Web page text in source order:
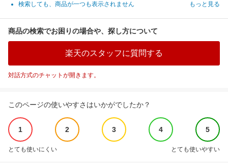
検索しても、商品が一つも表示されません
もっと見る
商品の検索でお困りの場合や、探し方について
楽天のスタッフに質問する
対話方式のチャットが開きます。
このページの使いやすさはいかがでしたか？
1 2 3 4 5
とても使いにくい とても使いやすい